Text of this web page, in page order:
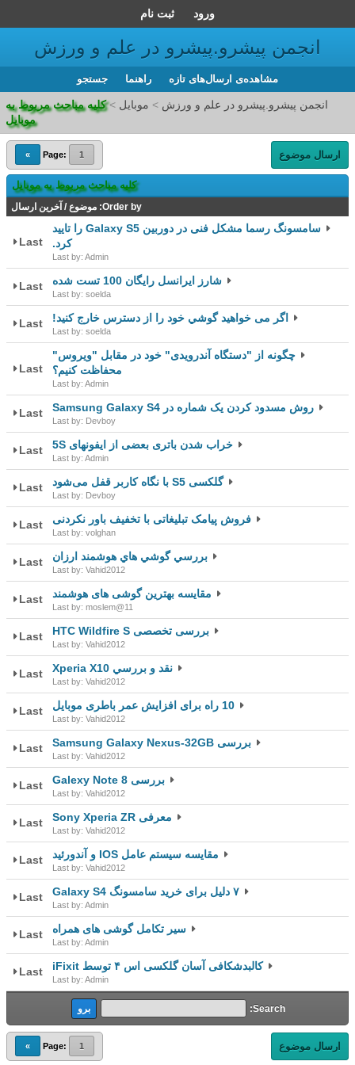
ورود ثبت نام
انجمن پیشرو.پیشرو در علم و ورزش
مشاهده‌ی ارسال‌های تازه‌ راهنما جستجو
انجمن پیشرو.پیشرو در علم و ورزش > موبایل >کلیه مباحث مربوط به
موبایل
Page: 1
» ارسال موضوع
کلیه مباحث مربوط به موبایل
Order by: موضوع / آخرین ارسال
سامسونگ رسما مشکل فنی در دوربین Galaxy S5 را تایید
کرد.
Last by: Admin
Last
شارز ایرانسل رایگان 100 تست شده
Last by: soelda
Last
اگر می خواهید گوشي خود را از دسترس خارج كنيد!
Last by: soelda
Last
چگونه از "دستگاه آندرویدی" خود در مقابل "ویروس"
محفاظت کنیم؟
Last by: Admin
Last
روش مسدود کردن یک شماره در Samsung Galaxy S4
Last by: Devboy
Last
خراب شدن باتری بعضی از ایفونهای 5S
Last by: Admin
Last
گلکسی S5 با نگاه کاربر قفل می‌شود
Last by: Devboy
Last
فروش پیامک تبلیغاتی با تخفیف باور نکردنی
Last by: volghan
Last
بررسي گوشي هاي هوشمند ارزان
Last by: Vahid2012
Last
مقایسه بهترین گوشی های هوشمند
Last by: moslem@11
Last
بررسی تخصصی HTC Wildfire S
Last by: Vahid2012
Last
نقد و بررسي Xperia X10
Last by: Vahid2012
Last
10 راه برای افزایش عمر باطری موبایل
Last by: Vahid2012
Last
بررسی Samsung Galaxy Nexus-32GB
Last by: Vahid2012
Last
بررسی Galexy Note 8
Last by: Vahid2012
Last
معرفی Sony Xperia ZR
Last by: Vahid2012
Last
مقايسه سيستم عامل IOS و آندورئيد
Last by: Vahid2012
Last
۷ د‌‌لیل برای خرید‌‌ سامسونگ Galaxy S4
Last by: Admin
Last
سیر تکامل گوشی های همراه
Last by: Admin
Last
کالبدشکافی آسان گلکسی اس ۴ توسط iFixit
Last by: Admin
Last
Search:
Page: 1
» ارسال موضوع